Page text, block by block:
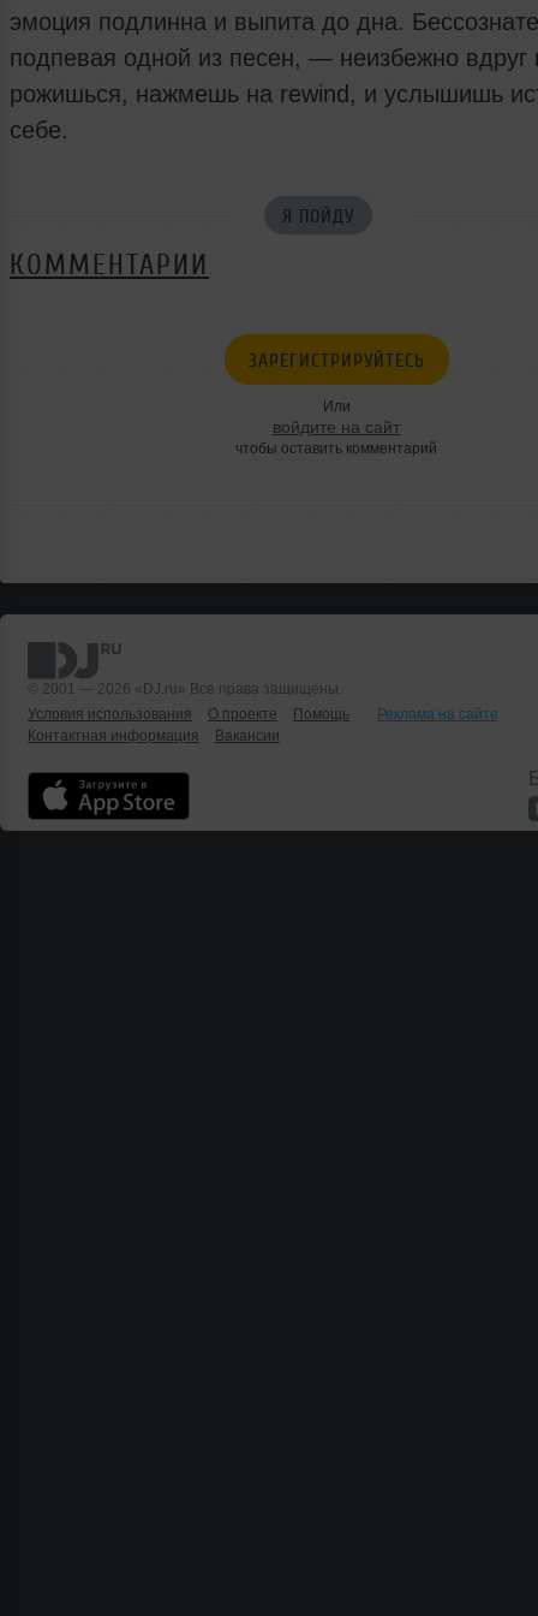
эмоция под­лин­на и вы­пи­та до дна.
по­дпевая одной из песен, — неиз­бе­жно вдруг
ро­жишься, на­жмешь на rewind, и услышишь
себе.
Я ПОЙДУ
КОММЕНТАРИИ
ЗАРЕГИСТРИРУЙТЕСЬ
Или
войдите на сайт
чтобы оставить комментарий
© 2001 — 2026 «DJ.ru» Все права защищены.
Условия использования
О проекте Помощь
Реклама на сайте
Контактная информация
Вакансии